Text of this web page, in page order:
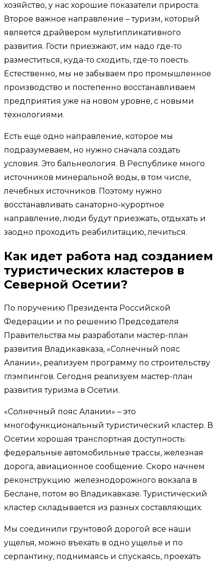
хозяйство, у нас хорошие показатели прироста.
Второе важное направление – туризм, который
является драйвером мультипликативного
развития. Гости приезжают, им надо где-то
разместиться, куда-то сходить, где-то поесть.
Естественно, мы не забываем про промышленное
производство и постепенно восстанавливаем
предприятия уже на новом уровне, с новыми
технологиями.
Есть еще одно направление, которое мы
подразумеваем, но нужно сначала создать
условия. Это бальнеология. В Республике много
источников минеральной воды, в том числе,
лечебных источников. Поэтому нужно
восстанавливать санаторно-курортное
направление, люди будут приезжать, отдыхать и
заодно проходить реабилитацию, лечиться.
Как идет работа над созданием
туристических кластеров в
Северной Осетии?
По поручению Президента Российской
Федерации и по решению Председателя
Правительства мы разработали мастер-план
развития Владикавказа, «Солнечный пояс
Алании», реализуем программу по строительству
глэмпингов. Сегодня реализуем мастер-план
развития туризма в Осетии.
«Солнечный пояс Алании» – это
многофункциональный туристический кластер. В
Осетии хорошая транспортная доступность:
федеральные автомобильные трассы, железная
дорога, авиационное сообщение. Скоро начнем
реконструкцию железнодорожного вокзала в
Беслане, потом во Владикавказе. Туристический
кластер складывается из разных составляющих.
Мы соединили грунтовой дорогой все наши
ущелья, можно въехать в одно ущелье и по
серпантину, поднимаясь и спускаясь, проехать